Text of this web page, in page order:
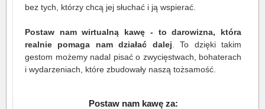
bez tych, którzy chcą jej słuchać i ją wspierać.
Postaw nam wirtualną kawę - to darowizna, która
realnie pomaga nam działać dalej . To dzięki takim
gestom możemy nadal pisać o zwycięstwach, bohaterach
i wydarzeniach, które zbudowały naszą tożsamość.
Postaw nam kawę za: